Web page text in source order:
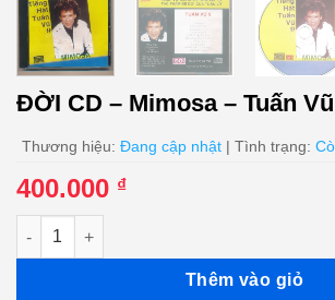
ĐỜI CD – Mimosa – Tuấn
Thương hiệu: Đang cập nhật | Tình trạng:
400.000 ₫
ĐỜI CD - Mimosa - Tuấn Vũ 9 số lượng
Thêm vào giỏ